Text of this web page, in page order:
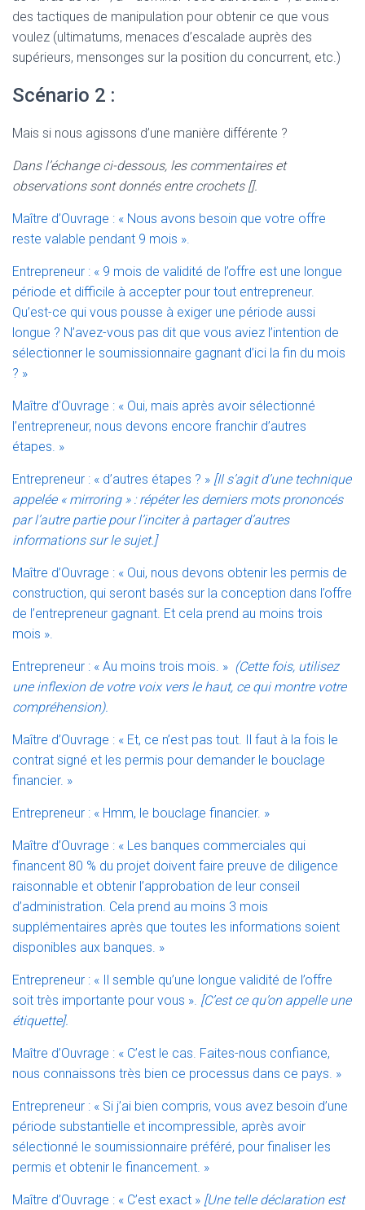
des tactiques de manipulation pour obtenir ce que vous
voulez (ultimatums, menaces d’escalade auprès des
supérieurs, mensonges sur la position du concurrent, etc.)
Scénario 2 :
Mais si nous agissons d’une manière différente ?
Dans l’échange ci-dessous, les commentaires et
observations sont donnés entre crochets [].
Maître d’Ouvrage : « Nous avons besoin que votre offre
reste valable pendant 9 mois ».
Entrepreneur : « 9 mois de validité de l’offre est une longue
période et difficile à accepter pour tout entrepreneur.
Qu’est-ce qui vous pousse à exiger une période aussi
longue ? N’avez-vous pas dit que vous aviez l’intention de
sélectionner le soumissionnaire gagnant d’ici la fin du mois
? »
Maître d’Ouvrage : « Oui, mais après avoir sélectionné
l’entrepreneur, nous devons encore franchir d’autres
étapes. »
Entrepreneur : « d’autres étapes ? » [Il s’agit d’une technique
appelée « mirroring » : répéter les derniers mots prononcés
par l’autre partie pour l’inciter à partager d’autres
informations sur le sujet.]
Maître d’Ouvrage : « Oui, nous devons obtenir les permis de
construction, qui seront basés sur la conception dans l’offre
de l’entrepreneur gagnant. Et cela prend au moins trois
mois ».
Entrepreneur : « Au moins trois mois. » (Cette fois, utilisez
une inflexion de votre voix vers le haut, ce qui montre votre
compréhension).
Maître d’Ouvrage : « Et, ce n’est pas tout. Il faut à la fois le
contrat signé et les permis pour demander le bouclage
financier. »
Entrepreneur : « Hmm, le bouclage financier. »
Maître d’Ouvrage : « Les banques commerciales qui
financent 80 % du projet doivent faire preuve de diligence
raisonnable et obtenir l’approbation de leur conseil
d’administration. Cela prend au moins 3 mois
supplémentaires après que toutes les informations soient
disponibles aux banques. »
Entrepreneur : « Il semble qu’une longue validité de l’offre
soit très importante pour vous ». [C’est ce qu’on appelle une
étiquette].
Maître d’Ouvrage : « C’est le cas. Faites-nous confiance,
nous connaissons très bien ce processus dans ce pays. »
Entrepreneur : « Si j’ai bien compris, vous avez besoin d’une
période substantielle et incompressible, après avoir
sélectionné le soumissionnaire préféré, pour finaliser les
permis et obtenir le financement. »
Maître d’Ouvrage : « C’est exact » [Une telle déclaration est